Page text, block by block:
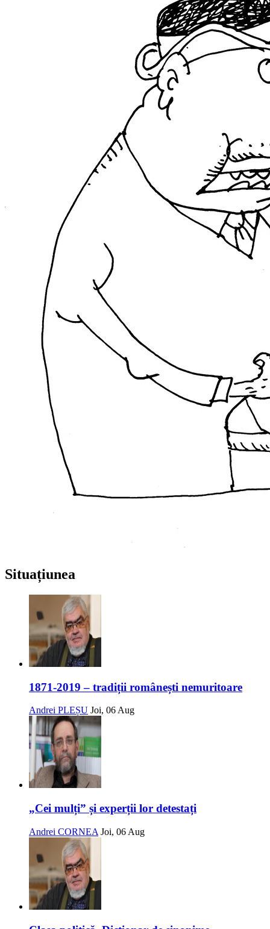
Situațiunea
1871-2019 – tradiții românești nemuritoare
Andrei PLEȘU Joi, 06 Aug
„Cei mulți” și experții lor detestați
Andrei CORNEA Joi, 06 Aug